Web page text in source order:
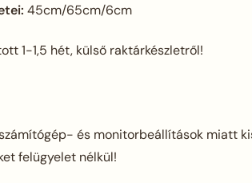
45cm/65cm/6cm
1-1,5 hét, külső raktárkészletről!
és monitorbeállítások
felügyelet nélkül!